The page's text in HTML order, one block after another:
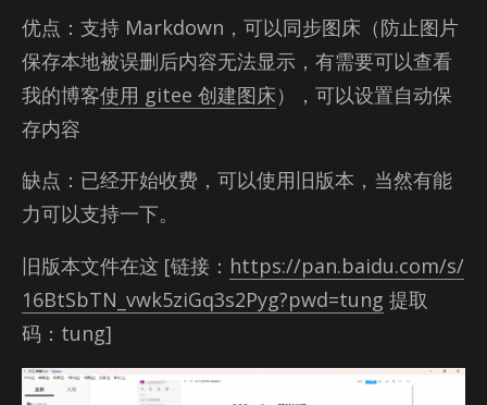
优点：支持 Mark­down，可以同步图床（防止图片
保存本地被误删后内容无法显示，有需要可以查看
我的博客使用 gitee 创建图床），可以设置自动保
存内容
缺点：已经开始收费，可以使用旧版本，当然有能
力可以支持一下。
旧版本文件在这 [链接： https://pan.baidu.com/s/
16BtSbTN_vwk5ziGq3s2Pyg?pwd=tung 提取
码：tung]